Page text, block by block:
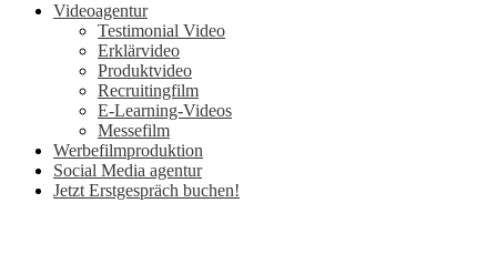
Videoagentur
Testimonial Video
Erklärvideo
Produktvideo
Recruitingfilm
E-Learning-Videos
Messefilm
Werbefilmproduktion
Social Media agentur
Jetzt Erstgespräch buchen!